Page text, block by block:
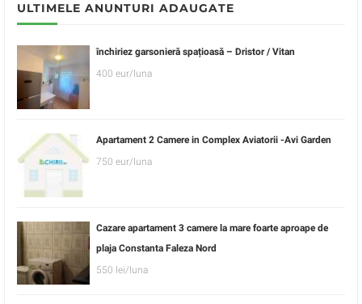
ULTIMELE ANUNTURI ADAUGATE
închiriez garsonieră spațioasă – Dristor / Vitan
400 eur/luna
Apartament 2 Camere in Complex Aviatorii -Avi Garden
750 eur/luna
Cazare apartament 3 camere la mare foarte aproape de
plaja Constanta Faleza Nord
550 lei/luna